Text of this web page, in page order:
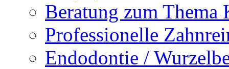
Beratung zum Thema
Professionelle
Endodontie /